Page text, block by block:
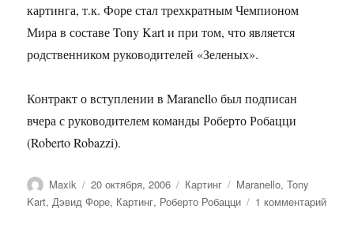
картинга, т.к. Форе стал трехкратным Чемпионом
Мира в составе Tony Kart и при том, что является
родственником руководителей «Зеленых».
Контракт о вступлении в Maranello был подписан
вчера с руководителем команды Роберто Робацци
(Roberto Robazzi).
Автор
Maxik Опубликовано
20 октября, 2006 Рубрики
Картинг Метки
Maranello,Tony
Kart, Дэвид Форе, Картинг, Роберто Робацци 1 комментарийк